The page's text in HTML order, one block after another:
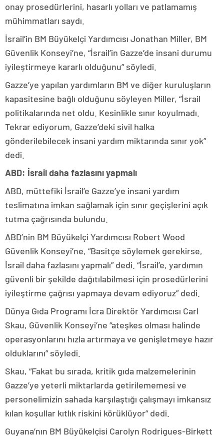
onay prosedürlerini, hasarlı yolları ve patlamamış
mühimmatları saydı.
İsrail’in BM Büyükelçi Yardımcısı Jonathan Miller, BM
Güvenlik Konseyi’ne, “İsrail’in Gazze’de insani durumu
iyileştirmeye kararlı olduğunu” söyledi.
Gazze’ye yapılan yardımların BM ve diğer kuruluşların
kapasitesine bağlı olduğunu söyleyen Miller, “İsrail
politikalarında net oldu. Kesinlikle sınır koyulmadı.
Tekrar ediyorum, Gazze’deki sivil halka
gönderilebilecek insani yardım miktarında sınır yok”
dedi.
ABD: İsrail daha fazlasını yapmalı
ABD, müttefiki İsrail’e Gazze’ye insani yardım
teslimatına imkan sağlamak için sınır geçişlerini açık
tutma çağrısında bulundu.
ABD’nin BM Büyükelçi Yardımcısı Robert Wood
Güvenlik Konseyi’ne, “Basitçe söylemek gerekirse,
İsrail daha fazlasını yapmalı” dedi. “İsrail’e, yardımın
güvenli bir şekilde dağıtılabilmesi için prosedürlerini
iyileştirme çağrısı yapmaya devam ediyoruz” dedi.
Dünya Gıda Programı İcra Direktör Yardımcısı Carl
Skau, Güvenlik Konseyi’ne “ateşkes olması halinde
operasyonlarını hızla artırmaya ve genişletmeye hazır
olduklarını” söyledi.
Skau, “Fakat bu sırada, kritik gıda malzemelerinin
Gazze’ye yeterli miktarlarda getirilememesi ve
personelimizin sahada karşılaştığı çalışmayı imkansız
kılan koşullar kıtlık riskini körüklüyor” dedi.
Guyana’nın BM Büyükelçisi Carolyn Rodrigues-Birkett